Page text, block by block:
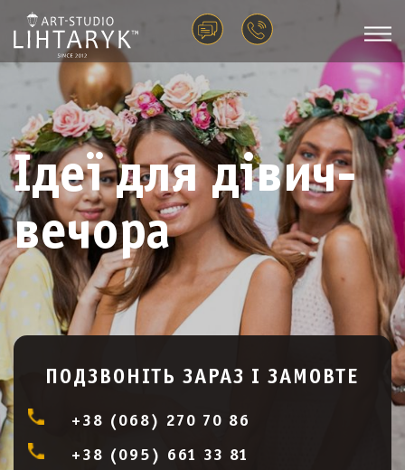
Ідеї для дівич-
вечора
ПОДЗВОНІТЬ ЗАРАЗ І ЗАМОВТЕ
+38 (068) 270 70 86
+38 (095) 661 33 81